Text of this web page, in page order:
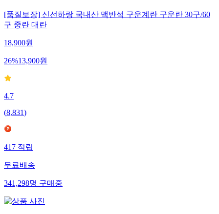
[품질보장] 신선하랑 국내산 맥반석 구운계란 구운란 30구/60
구 중란 대란
18,900원
26%13,900원
4.7
(8,831)
417 적립
무료배송
341,298명 구매중